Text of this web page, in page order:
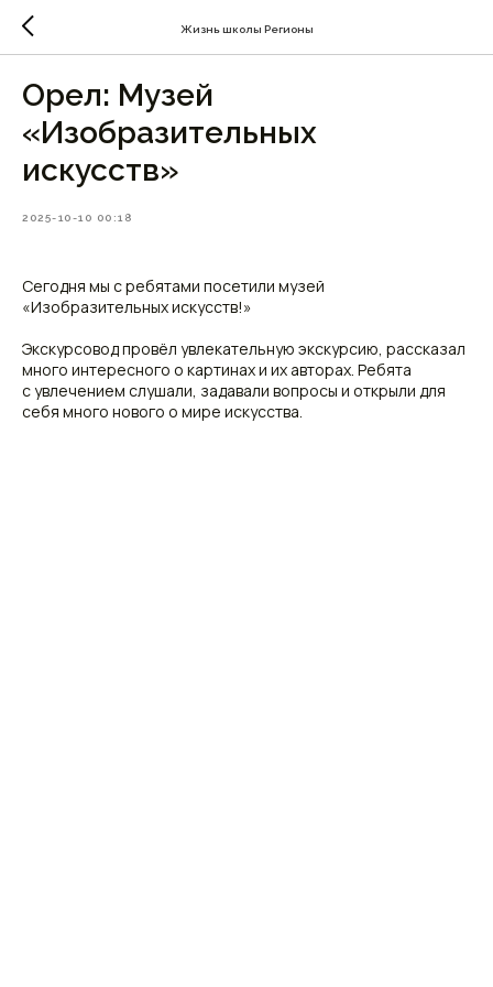
Жизнь школы Регионы
Орел: Музей
«Изобразительных
искусств»
2025-10-10 00:18
Сегодня мы с ребятами посетили музей
«Изобразительных искусств!»
Экскурсовод провёл увлекательную экскурсию, рассказал
много интересного о картинах и их авторах. Ребята
с увлечением слушали, задавали вопросы и открыли для
себя много нового о мире искусства.